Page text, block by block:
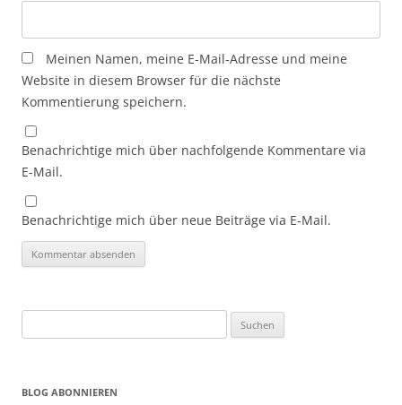
Meinen Namen, meine E-Mail-Adresse und meine
Website in diesem Browser für die nächste
Kommentierung speichern.
Benachrichtige mich über nachfolgende Kommentare via
E-Mail.
Benachrichtige mich über neue Beiträge via E-Mail.
nach:
BLOG ABONNIEREN